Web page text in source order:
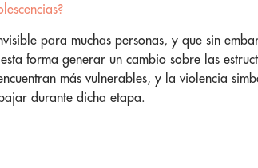
para muchas personas, y que sin
forma generar un cambio sobre las
más vulnerables, y la violencia
durante dicha etapa.